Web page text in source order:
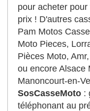
pour acheter
prix ! D'autres
Pam Motos
Moto Pieces,
Pièces Moto,
ou encore Alsace
Manoncourt-en-
SosCasseMoto :
téléphonant au